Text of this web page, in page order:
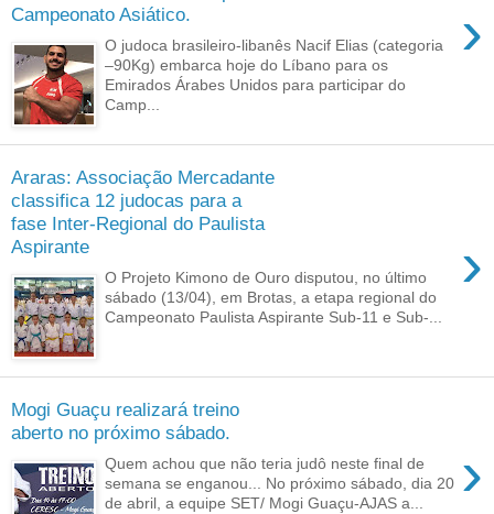
Campeonato Asiático.
›
O judoca brasileiro-libanês Nacif Elias (categoria
–90Kg) embarca hoje do Líbano para os
Emirados Árabes Unidos para participar do
Camp...
Araras: Associação Mercadante
classifica 12 judocas para a
fase Inter-Regional do Paulista
Aspirante
›
O Projeto Kimono de Ouro disputou, no último
sábado (13/04), em Brotas, a etapa regional do
Campeonato Paulista Aspirante Sub-11 e Sub-...
Mogi Guaçu realizará treino
aberto no próximo sábado.
›
Quem achou que não teria judô neste final de
semana se enganou... No próximo sábado, dia 20
de abril, a equipe SET/ Mogi Guaçu-AJAS a...